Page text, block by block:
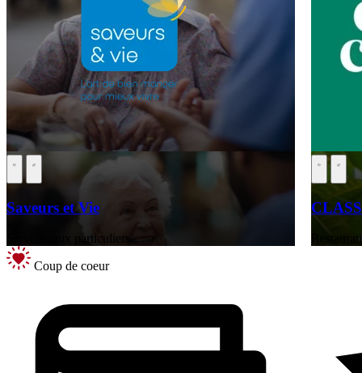
Saveurs et Vie
Services aux particuliers
Coup de coeur